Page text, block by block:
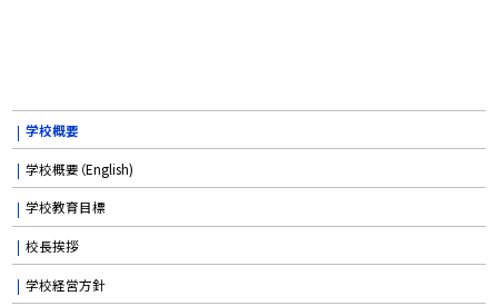
学校概要
学校概要（English)
学校教育目標
校長挨拶
学校経営方針